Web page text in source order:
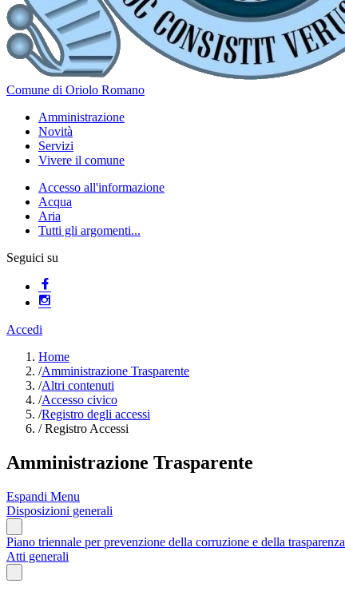
Comune di Oriolo Romano
Amministrazione
Novità
Servizi
Vivere il comune
Accesso all'informazione
Acqua
Aria
Tutti gli argomenti...
Seguici su
Accedi
Home
/Amministrazione Trasparente
/Altri contenuti
/Accesso civico
/Registro degli accessi
/Registro Accessi
Amministrazione Trasparente
Espandi Menu
Disposizioni generali
Piano triennale per prevenzione della corruzione e della trasparenza
Atti generali